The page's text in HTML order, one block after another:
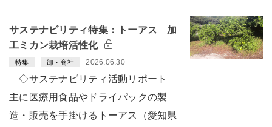
サステナビリティ特集：トーアス 加
工ミカン栽培活性化
特集 卸・商社 2026.06.30
◇サステナビリティ活動リポート
主に医療用食品やドライパックの製
造・販売を手掛けるトーアス（愛知県